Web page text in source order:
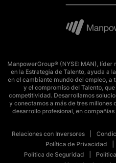
ManpowerGroup® (NYSE: MAN),
en la Estrategia de Talento, ayuda a
en el cambiante mundo del empleo,
y el compromiso del Talento,
competitividad. Desarrollamos
y conectamos a más de tres millones
desarrollo profesional, en
Relaciones con Inversores
Política de Privacidad
Política de Seguridad